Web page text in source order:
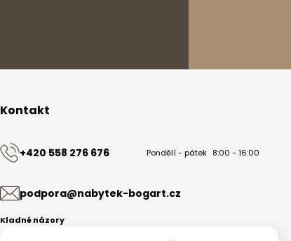
Kontakt
+420 558 276 676 Pondělí - pátek 8:00 - 16:00
podpora@nabytek-bogart.cz
Kladné názory